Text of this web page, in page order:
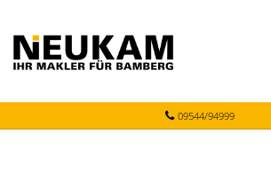
09544/94999